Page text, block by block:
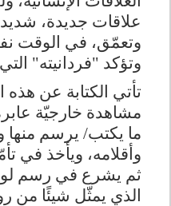
علاقات جديدة،
وتعمّق، في الوقت
وتؤكد "فردانيته"
تأتي الكتابة عن هذه
مشاهدة خارجيّة
ما يكتب/ يرسم منها
وأقلامه، ويأخذ في
ثم يشرع في رسم
الذي يمثّل شيئًا من